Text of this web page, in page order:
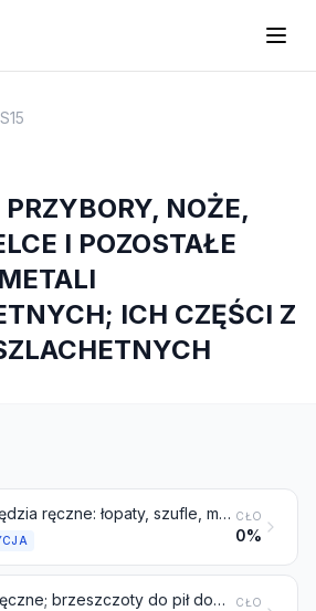
S15
NOŻE,
I POZOSTAŁE
ICH CZĘŚCI Z
Narzędzia ręczne: łopaty, szufle, motyki, kilofy, grace, widły i grabie; siekiery, topory i podobne narzędzia do rąbania; sekatory i nożyce ogrodnicze wszelkiego rodzaju; kosy, sierpy, nożyce do trawy, nożyce do żywopłotów, kliny do drewna oraz pozostałe narzędzia, w rodzaju stosowanych w rolnictwie, ogrodnictwie lub leśnictwie CŁO
0%
Piły ręczne; brzeszczoty do pił dowolnego rodzaju (włączając brzeszczoty do cięcia, do żłobienia rowków lub brzeszczoty bez zębów) CŁO